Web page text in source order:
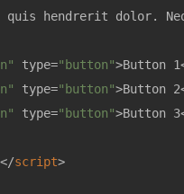
quis hendrerit dolor.
type="button">Button 1
type="button">Button 2
type="button">Button 3
</script>